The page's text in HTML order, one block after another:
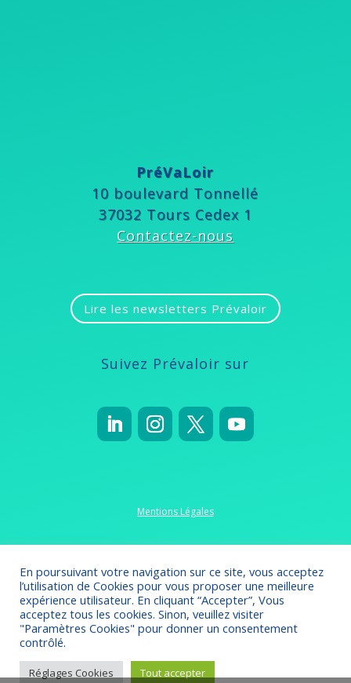
PréVaLoir
10 boulevard Tonnellé
37032 Tours Cedex 1
Contactez-nous
Lire les newsletters Prévaloir
Suivez Prévaloir sur
Mentions Légales
Politique de confidentialité
Crédits 2022-2023// CréationOmsolution
En poursuivant votre navigation sur ce site, vous acceptez
l’utilisation de Cookies pour vous proposer une meilleure
expérience utilisateur. En cliquant “Accepter”, Vous
acceptez tous les cookies. Sinon, veuillez visiter
"Paramètres Cookies" pour donner un consentement
contrôlé.
Réglages Cookies Tout accepter